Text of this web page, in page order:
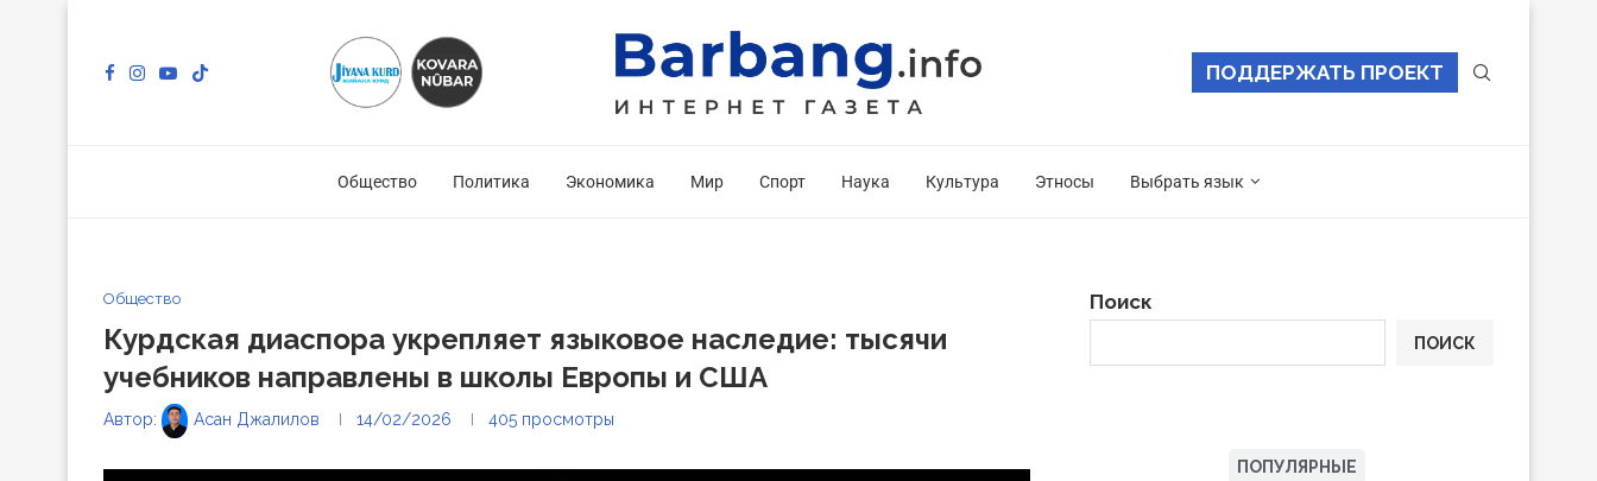
ПОДДЕРЖАТЬ ПРОЕКТ
Общество Политика Экономика Мир Спорт Наука Культура Этносы Выбрать язык
Общество
Курдская диаспора укрепляет языковое наследие: тысячи
учебников направлены в школы Европы и США
Автор: Асан Джалилов 14/02/2026 405 просмотры
Поиск
ПОИСК
ПОПУЛЯРНЫЕ